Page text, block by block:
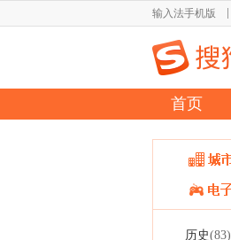
输入法手机版
首页
历史(83)